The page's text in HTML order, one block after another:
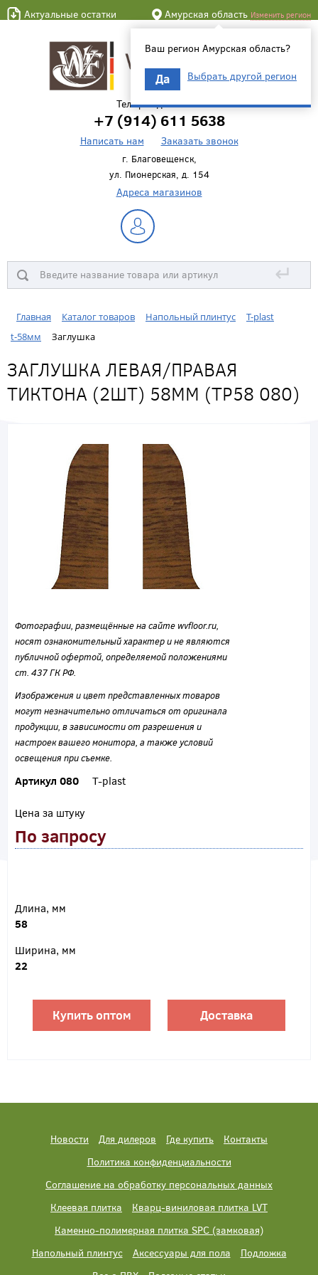
Актуальные остатки Амурская область Изменить регион
Ваш регион Амурская область?
Да Выбрать другой регион
Телефон для связи
+7 (914) 611 5638
Написать нам Заказать звонок
г. Благовещенск,
ул. Пионерская, д. 154
Адреса магазинов
↵
Главная Каталог товаров Напольный плинтус
T-plast
t-58мм
Заглушка
ЗАГЛУШКА ЛЕВАЯ/ПРАВАЯ
ТИКТОНА (2ШТ) 58ММ (ТР58 080)
Фотографии, размещённые на сайте wvfloor.ru,
носят ознакомительный характер и не являются
публичной офертой, определяемой положениями
ст. 437 ГК РФ.
Изображения и цвет представленных товаров
могут незначительно отличаться от оригинала
продукции, в зависимости от разрешения и
настроек вашего монитора, а также условий
освещения при съемке.
Артикул 080 T-plast
Цена за штуку
По запросу
Длина, мм
58
Ширина, мм
22
Купить оптом Доставка
Новости Для дилеров Где купить
Контакты
Политика конфиденциальности
Соглашение на обработку персональных данных
Клеевая плитка
Кварц-виниловая плитка LVT
Каменно-полимерная плитка SPC (замковая)
Напольный плинтус
Аксессуары для пола
Подложка